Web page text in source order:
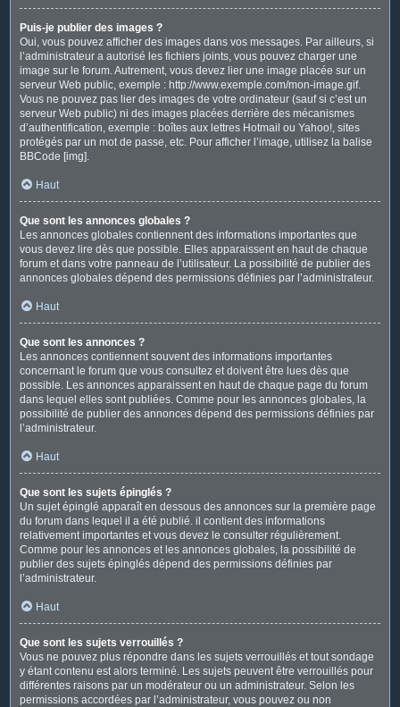
Puis-je publier des images ?
Oui, vous pouvez afficher des images dans vos messages. Par ailleurs, si
l’administrateur a autorisé les fichiers joints, vous pouvez charger une
image sur le forum. Autrement, vous devez lier une image placée sur un
serveur Web public, exemple : http://www.exemple.com/mon-image.gif.
Vous ne pouvez pas lier des images de votre ordinateur (sauf si c’est un
serveur Web public) ni des images placées derrière des mécanismes
d’authentification, exemple : boîtes aux lettres Hotmail ou Yahoo!, sites
protégés par un mot de passe, etc. Pour afficher l’image, utilisez la balise
BBCode [img].
Haut
Que sont les annonces globales ?
Les annonces globales contiennent des informations importantes que
vous devez lire dès que possible. Elles apparaissent en haut de chaque
forum et dans votre panneau de l’utilisateur. La possibilité de publier des
annonces globales dépend des permissions définies par l’administrateur.
Haut
Que sont les annonces ?
Les annonces contiennent souvent des informations importantes
concernant le forum que vous consultez et doivent être lues dès que
possible. Les annonces apparaissent en haut de chaque page du forum
dans lequel elles sont publiées. Comme pour les annonces globales, la
possibilité de publier des annonces dépend des permissions définies par
l’administrateur.
Haut
Que sont les sujets épinglés ?
Un sujet épinglé apparaît en dessous des annonces sur la première page
du forum dans lequel il a été publié. il contient des informations
relativement importantes et vous devez le consulter régulièrement.
Comme pour les annonces et les annonces globales, la possibilité de
publier des sujets épinglés dépend des permissions définies par
l’administrateur.
Haut
Que sont les sujets verrouillés ?
Vous ne pouvez plus répondre dans les sujets verrouillés et tout sondage
y étant contenu est alors terminé. Les sujets peuvent être verrouillés pour
différentes raisons par un modérateur ou un administrateur. Selon les
permissions accordées par l’administrateur, vous pouvez ou non